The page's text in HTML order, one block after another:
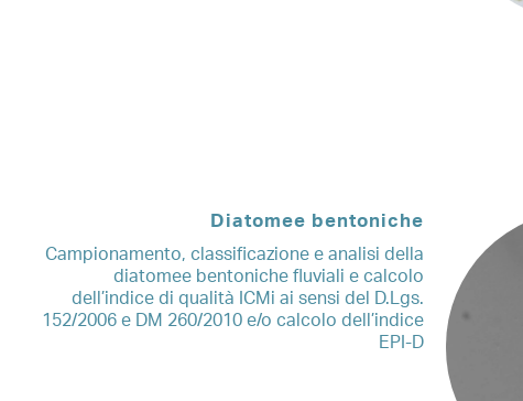
Diatomee bentoniche
Campionamento, classificazione e analisi della
diatomee bentoniche fluviali e calcolo
dell’indice di qualità ICMi ai sensi del D.Lgs.
152/2006 e DM 260/2010 e/o calcolo dell’indice
EPI-D